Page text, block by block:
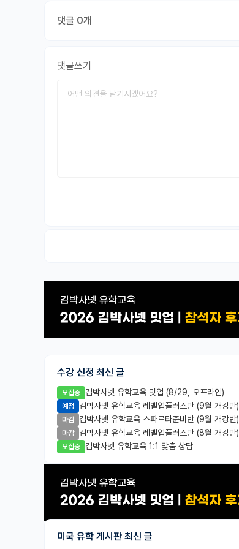
댓글 0개
댓글쓰기
수강 신청 최신 글
모집중 김박사넷 유학교육 밋업 (8/29, 오프라인)
예정 김박사넷 유학교육 레벨업플러스반 (9월 개강반)
마감 김박사넷 유학교육 스파르타준비반 (9월 개강반)
마감 김박사넷 유학교육 레벨업플러스반 (8월 개강반)
모집중 김박사넷 유학교육 1:1 맞춤 상담
미국 유학 게시판 최신 글